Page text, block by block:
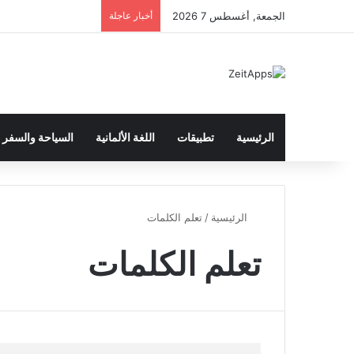
الجمعة, أغسطس 7 2026 أخبار عاجلة
الرئيسية تطبيقات اللغة الألمانية السياحة والسفر
الرئيسية / تعلم الكلمات
تعلم الكلمات